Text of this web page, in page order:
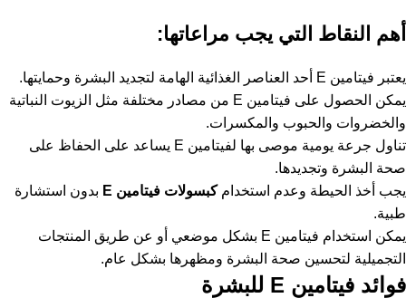
أهم النقاط التي يجب مراعاتها:
يعتبر فيتامين E أحد العناصر الغذائية الهامة لتجديد البشرة وحمايتها.
يمكن الحصول على فيتامين E من مصادر مختلفة مثل الزيوت النباتية
والخضروات والحبوب والمكسرات.
تناول جرعة يومية موصى بها لفيتامين E يساعد على الحفاظ على
صحة البشرة وتجديدها.
يجب أخذ الحيطة وعدم استخدامكبسولات فيتامين E
بدون استشارة
طبية.
يمكن استخدام فيتامين E بشكل موضعي أو عن طريق المنتجات
التجميلية لتحسين صحة البشرة ومظهرها بشكل عام.
فوائد فيتامين E للبشرة